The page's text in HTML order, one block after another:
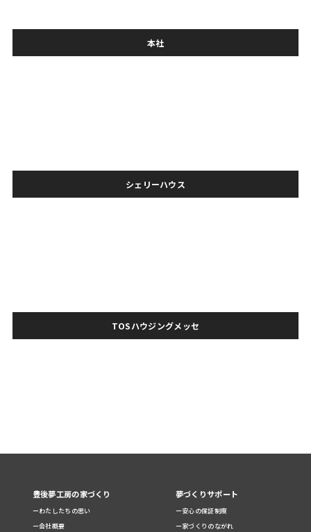
本社
シェリーハウス
TOSハウジングメッセ
豊後夢工房の家づくり
ーわたしたちの思い
ー会社概要
夢づくりサポート
ー安心の保証制度
ー家づくりのながれ